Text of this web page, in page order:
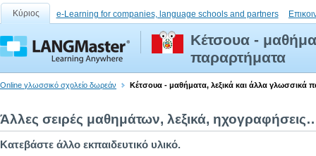
Κύριος e-Learning for companies, language schools and partners
Κέτσουα -
παραρτήματα
Online γλωσσικό σχολείο δωρεάν Κέτσουα - μαθήματα, λεξικά και άλλα γλωσσικά
Άλλες σειρές μαθημάτων, λεξικά,
Κατεβάστε άλλο εκπαιδευτικό υλικό.